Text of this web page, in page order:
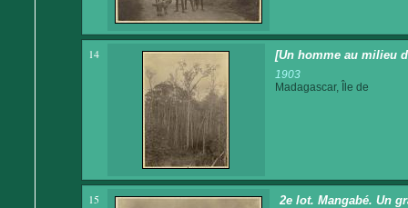
14 [Un homme au milieu
1903
Madagascar, Île de
15 2e lot. Mangabé. Un